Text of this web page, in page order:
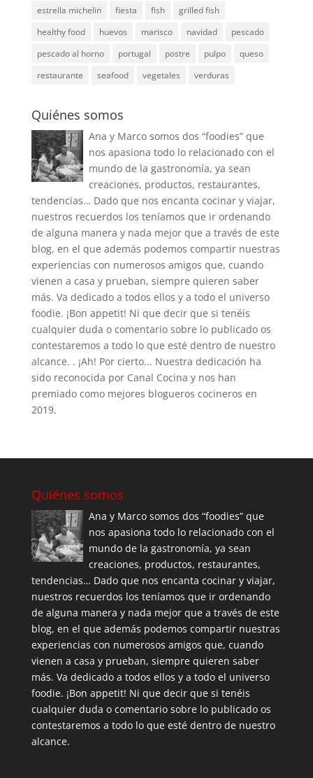
estrella michelin
fiesta fish
grilled fish
healthy food
huevos marisco navidad
pescado
pescado al horno
portugal postre pulpo
queso
restaurante
seafood vegetales verduras
Quiénes somos
Ana y Marco somos dos “foodies” que
nos apasiona todo lo relacionado con el
mundo de la gastronomía, ya sean
creaciones, productos, restaurantes,
tendencias… Dado que nos encanta cocinar y viajar,
nuestros recuerdos los teníamos que ir ordenando
de alguna manera y nada mejor que a través de este
blog, en el que además podemos compartir nuestras
experiencias con numerosos amigos que, cuando
vienen a casa y prueban, siempre quieren saber
más. Va dedicado a todos ellos y a todo el universo
foodie. ¡Bon appetit! Ni que decir que si tenéis
cualquier duda o comentario sobre lo publicado os
contestaremos a todo lo que esté dentro de nuestro
alcance. . ¡Ah! Por cierto... Nuestra dedicación ha
sido reconocida por Canal Cocina y nos han
premiado como mejores blogueros cocineros en
2019.
Quiénes somos
Ana y Marco somos dos “foodies” que
nos apasiona todo lo relacionado con el
mundo de la gastronomía, ya sean
creaciones, productos, restaurantes,
tendencias… Dado que nos encanta cocinar y viajar,
nuestros recuerdos los teníamos que ir ordenando
de alguna manera y nada mejor que a través de este
blog, en el que además podemos compartir nuestras
experiencias con numerosos amigos que, cuando
vienen a casa y prueban, siempre quieren saber
más. Va dedicado a todos ellos y a todo el universo
foodie. ¡Bon appetit! Ni que decir que si tenéis
cualquier duda o comentario sobre lo publicado os
contestaremos a todo lo que esté dentro de nuestro
alcance.